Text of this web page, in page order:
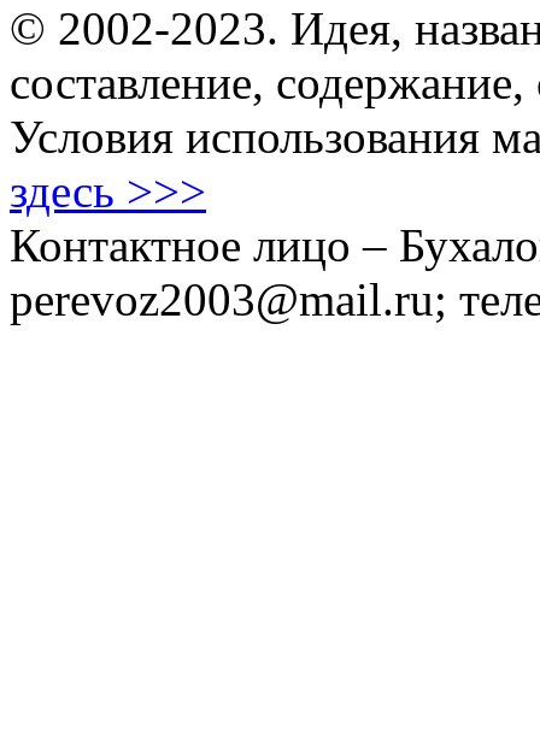
© 2002-2023. Идея,
составление,
Условия использования
здесь >>>
Контактное лицо –
perevoz2003@mail.ru;